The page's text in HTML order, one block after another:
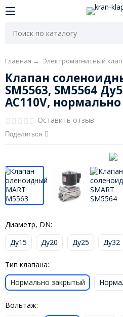
Главная → Электромагнитный
Клапан
SM5563, SM5564
AC110V,
Оставить отзыв
Поделиться
Диаметр, DN:
Ду15
Ду20 Ду25 Ду32
Тип клапана:
Нормально закрытый
Вольтаж: